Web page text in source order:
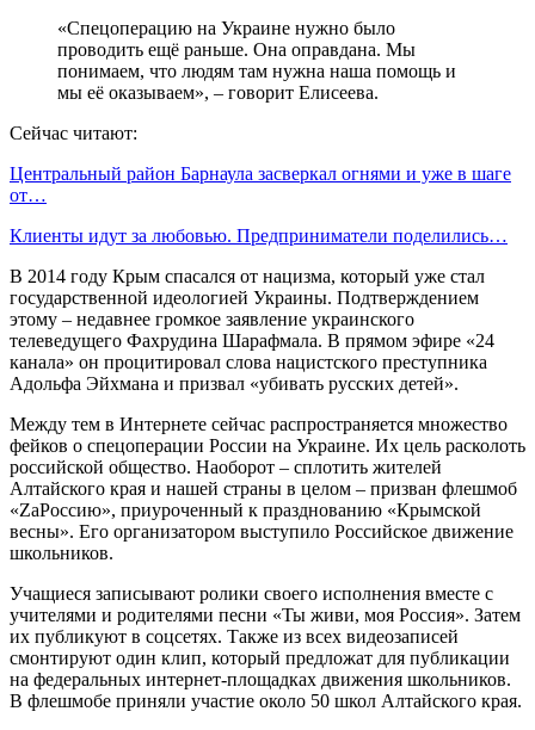
«Спецоперацию на Украине нужно было
проводить ещё раньше. Она оправдана. Мы
понимаем, что людям там нужна наша помощь и
мы её оказываем», – говорит Елисеева.
Сейчас читают:
Центральный район Барнаула засверкал огнями и уже в шаге
от…
Клиенты идут за любовью. Предприниматели поделились…
В 2014 году Крым спасался от нацизма, который уже стал
государственной идеологией Украины. Подтверждением
этому – недавнее громкое заявление украинского
телеведущего Фахрудина Шарафмала. В прямом эфире «24
канала» он процитировал слова нацистского преступника
Адольфа Эйхмана и призвал «убивать русских детей».
Между тем в Интернете сейчас распространяется множество
фейков о спецоперации России на Украине. Их цель расколоть
российской общество. Наоборот – сплотить жителей
Алтайского края и нашей страны в целом – призван флешмоб
«ZаРоссию», приуроченный к празднованию «Крымской
весны». Его организатором выступило Российское движение
школьников.
Учащиеся записывают ролики своего исполнения вместе с
учителями и родителями песни «Ты живи, моя Россия». Затем
их публикуют в соцсетях. Также из всех видеозаписей
смонтируют один клип, который предложат для публикации
на федеральных интернет-площадках движения школьников.
В флешмобе приняли участие около 50 школ Алтайского края.